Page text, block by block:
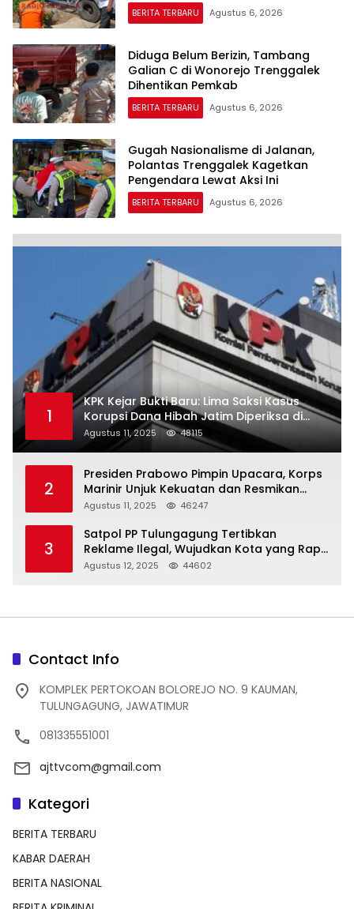
BERITA TERBARU Agustus 6, 2026
Diduga Belum Berizin, Tambang
Galian C di Wonorejo Trenggalek
Dihentikan Pemkab
BERITA TERBARU Agustus 6, 2026
Gugah Nasionalisme di Jalanan,
Polantas Trenggalek Kagetkan
Pengendara Lewat Aksi Ini
BERITA TERBARU Agustus 6, 2026
1
KPK Kejar Bukti Baru: Lima Saksi Kasus
Korupsi Dana Hibah Jatim Diperiksa di
Trenggalek
Agustus 11, 2025 48115
2
Presiden Prabowo Pimpin Upacara, Korps
Marinir Unjuk Kekuatan dan Resmikan
Struktur Baru
Agustus 11, 2025 46247
3
Satpol PP Tulungagung Tertibkan
Reklame Ilegal, Wujudkan Kota yang Rapi
dan Indah
Agustus 12, 2025 44602
Contact Info
KOMPLEK PERTOKOAN BOLOREJO NO. 9 KAUMAN,
TULUNGAGUNG, JAWATIMUR
081335551001
ajttvcom@gmail.com
Kategori
BERITA TERBARU
KABAR DAERAH
BERITA NASIONAL